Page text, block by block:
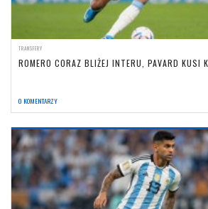
TRANSFERY
ROMERO CORAZ BLIŻEJ INTERU, PAVARD KUSI
0 KOMENTARZY